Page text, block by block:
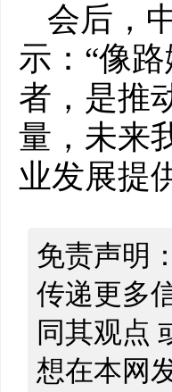
会后，
示：“像
者，是推
量，未来
业发展提
免责声明
传递更多
同其观点
想在本网